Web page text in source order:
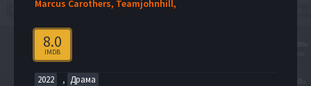
Marcus Carothers, Teamjohnhill,
8.0
IMDB
2022 , Драма